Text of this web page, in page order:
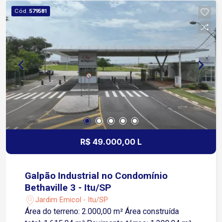
Cód. 579581
R$ 49.000,00 L
Galpão Industrial no Condomínio
Bethaville 3 - Itu/SP
Jardim Emicol - Itu/SP
Área do terreno: 2.000,00 m² Área construída